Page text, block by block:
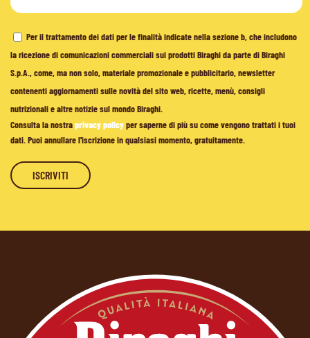
Per il trattamento dei dati per le finalità indicate nella sezione b, che includono
la ricezione di comunicazioni commerciali sui prodotti Biraghi da parte di Biraghi
S.p.A., come, ma non solo, materiale promozionale e pubblicitario, newsletter
contenenti aggiornamenti sulle novità del sito web, ricette, menù, consigli
nutrizionali e altre notizie sul mondo Biraghi.
Consulta la nostraprivacy policyper saperne di più su come vengono trattati i tuoi
dati. Puoi annullare l'iscrizione in qualsiasi momento, gratuitamente.